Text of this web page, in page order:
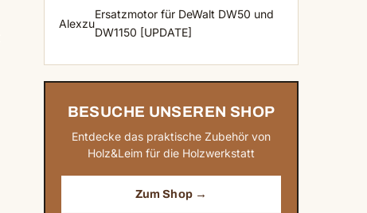
Alexzu
Ersatzmotor für DeWalt DW50 und
DW1150 [UPDATE]
BESUCHE UNSEREN SHOP
Entdecke das praktische Zubehör von
Holz&Leim für die Holzwerkstatt
Zum Shop →